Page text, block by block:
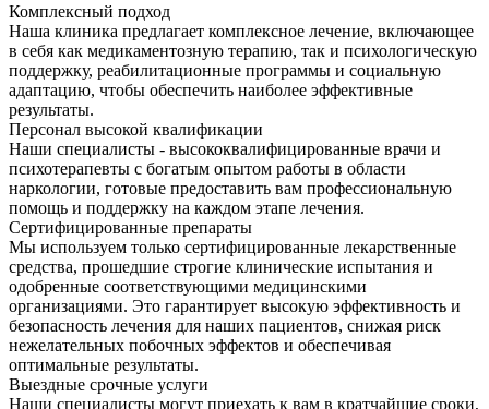
Комплексный подход
Наша клиника предлагает комплексное лечение, включающее
в себя как медикаментозную терапию, так и психологическую
поддержку, реабилитационные программы и социальную
адаптацию, чтобы обеспечить наиболее эффективные
результаты.
Персонал высокой квалификации
Наши специалисты - высококвалифицированные врачи и
психотерапевты с богатым опытом работы в области
наркологии, готовые предоставить вам профессиональную
помощь и поддержку на каждом этапе лечения.
Сертифицированные препараты
Мы используем только сертифицированные лекарственные
средства, прошедшие строгие клинические испытания и
одобренные соответствующими медицинскими
организациями. Это гарантирует высокую эффективность и
безопасность лечения для наших пациентов, снижая риск
нежелательных побочных эффектов и обеспечивая
оптимальные результаты.
Выездные срочные услуги
Наши специалисты могут приехать к вам в кратчайшие сроки,